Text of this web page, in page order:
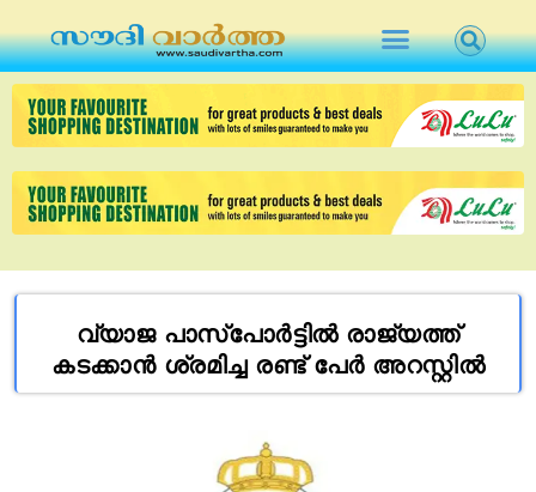
വ്യാജ പാസ്‌പോർട്ടിൽ രാജ്യത്ത്
കടക്കാൻ ശ്രമിച്ച രണ്ട് പേർ അറസ്റ്റിൽ